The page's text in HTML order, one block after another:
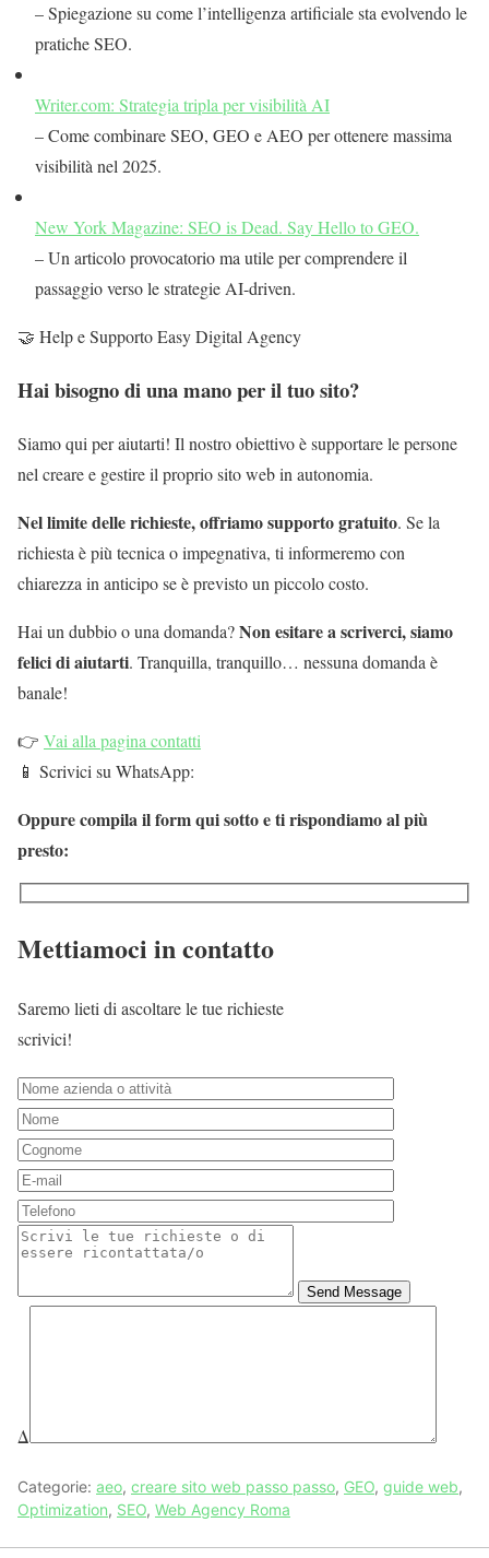
– Spiegazione su come l’intelligenza artificiale sta evolvendo le
pratiche SEO.
Writer.com: Strategia tripla per visibilità AI
– Come combinare SEO, GEO e AEO per ottenere massima
visibilità nel 2025.
New York Magazine: SEO is Dead. Say Hello to GEO.
– Un articolo provocatorio ma utile per comprendere il
passaggio verso le strategie AI-driven.
🤝 Help e Supporto Easy Digital Agency
Hai bisogno di una mano per il tuo sito?
Siamo qui per aiutarti! Il nostro obiettivo è supportare le persone
nel creare e gestire il proprio sito web in autonomia.
Nel limite delle richieste, offriamo supporto gratuito. Se la
richiesta è più tecnica o impegnativa, ti informeremo con
chiarezza in anticipo se è previsto un piccolo costo.
Hai un dubbio o una domanda?Non esitare a scriverci, siamo
felici di aiutarti. Tranquilla, tranquillo… nessuna domanda è
banale!
👉 Vai alla pagina contatti
📱 Scrivici su WhatsApp:
Oppure compila il form qui sotto e ti rispondiamo al più
presto:
Mettiamoci in contatto
Saremo lieti di ascoltare le tue richieste
scrivici!
Send Message
Δ
Categorie: aeo, creare sito web passo passo, GEO, guide web,
Optimization, SEO, Web Agency Roma